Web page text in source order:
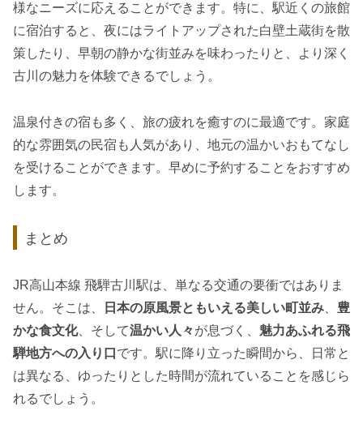
様なニーズに応えることができます。特に、駅近くの旅館
に宿泊すると、夜にはライトアップされた白壁土蔵街を散
策したり、早朝の静かな街並みを味わったりと、より深く
古川の魅力を体験できるでしょう。
温泉付きの宿も多く、旅の疲れを癒すのに最適です。家庭
的な雰囲気の民宿も人気があり、地元の温かいおもてなし
を受けることができます。早めに予約することをおすすめ
します。
まとめ
JR高山本線 飛騨古川駅は、単なる交通の要衝ではありま
せん。そこは、
日本の原風景ともいえる美しい町並み
豊
かな食文化、そして温かい人々が息づく、 魅力あふれる飛
騨地方への入り口 です。駅に降り立った瞬間から、日常と
は異なる、ゆったりとした時間が流れていることを感じら
れるでしょう。